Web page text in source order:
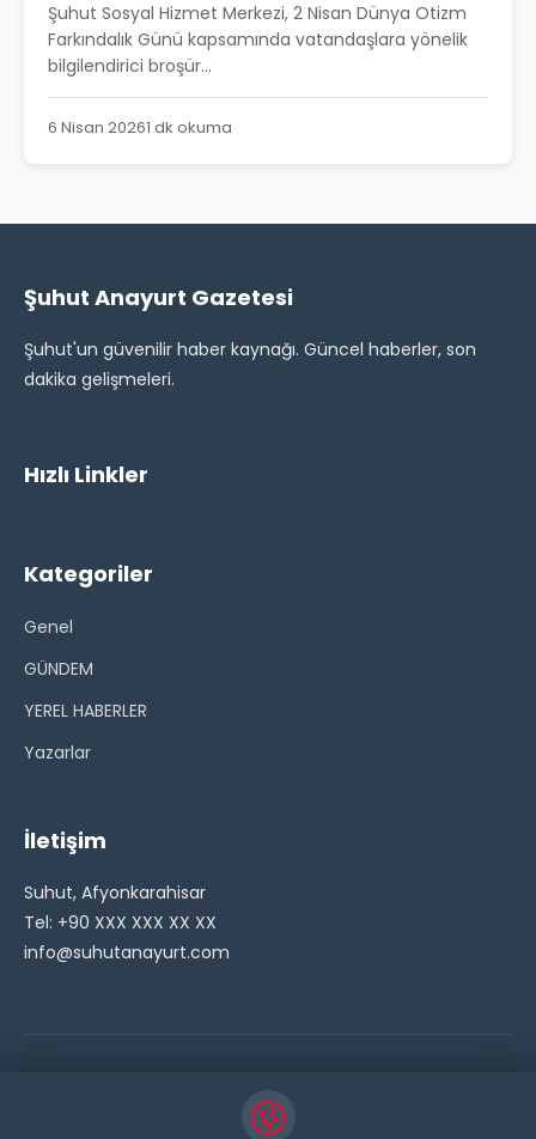
Şuhut Sosyal Hizmet Merkezi, 2 Nisan Dünya Otizm
Farkındalık Günü kapsamında vatandaşlara yönelik
bilgilendirici broşür...
6 Nisan 20261 dk okuma
Şuhut Anayurt Gazetesi
Şuhut'un güvenilir haber kaynağı. Güncel haberler, son
dakika gelişmeleri.
Hızlı Linkler
Kategoriler
Genel
GÜNDEM
YEREL HABERLER
Yazarlar
İletişim
Suhut, Afyonkarahisar
Tel: +90 XXX XXX XX XX
info@suhutanayurt.com